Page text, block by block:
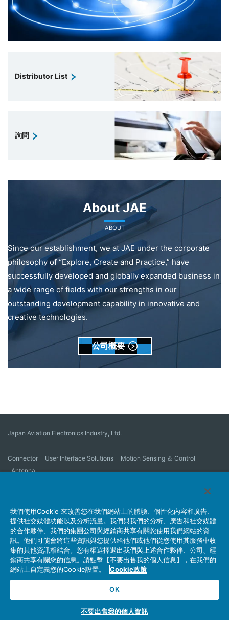
Distributor List
詢問
About JAE
ABOUT
Since our establishment, we at JAE under the corporate
philosophy of “Explore, Create and Practice,” have
successfully developed and globally expanded business in
a wide range of fields with our strengths in our
outstanding development capability in innovative and
creative technologies.
公司概要
Japan Aviation Electronics Industry, Ltd.
Connector User Interface Solutions
Motion Sensing ＆ Control
Antenna
隱私權政策 JAE Cookie Policy
網站使用條例
Policy for Official Social Media Accounts Utilization
我們使用Cookie 來改善您在我們網站上的體驗、個性化內容和廣告、
提供社交媒體功能以及分析流量。我們與我們的分析、廣告和社交媒體
的合作夥伴、我們的集團公司與經銷商共享有關您使用我們網站的資
訊。他們可能會將這些資訊與您提供給他們或他們從您使用其服務中收
集的其他資訊相結合。您有權選擇退出我們與上述合作夥伴、公司、經
銷商共享有關您的信息。請點擊【不要出售我的個人信息】，在我們的
網站上自定義您的Cookie設置。
Cookie政策
OK
不要出售我的個人資訊